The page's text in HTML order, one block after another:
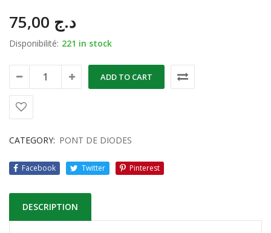
د.ج
Disponibilité: 221 in stock
ADD TO CART
CATEGORY: PONT DE DIODES
Facebook Twitter Pinterest
DESCRIPTION